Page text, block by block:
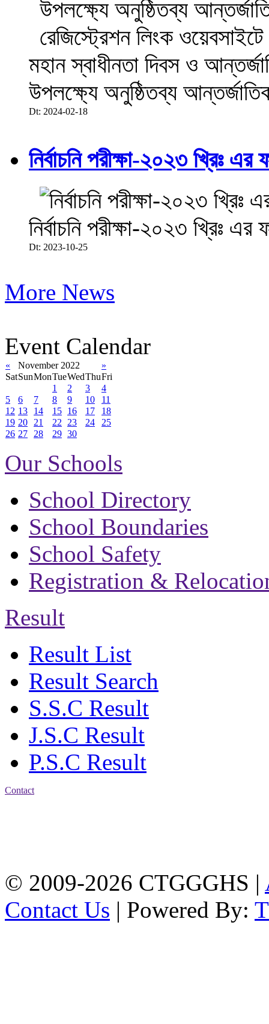
মহান স্বাধীনতা দিবস ও
উপলক্ষ্যে অনুষ্ঠিতব্য
Dt: 2024-02-18
নির্বাচনি পরীক্ষা-২০২৩ খ্রিঃ
নির্বাচনি পরীক্ষা-২০২৩ খ্রিঃ
Dt: 2023-10-25
More News
Event Calendar
« November 2022
»
SatSunMonTueWedThuFri
1
2 3
4
5
6 7 8 9 10
11
12 13 14 15 16 17
18
19 20 21 22 23 24
25
26 27 28 29 30
Our Schools
School Directory
School Boundaries
School Safety
Registration &
Result
Result List
Result Search
S.S.C Result
J.S.C Result
P.S.C Result
Contact
© 2009-2026 CTGGGHS |
Contact Us | Powered By: